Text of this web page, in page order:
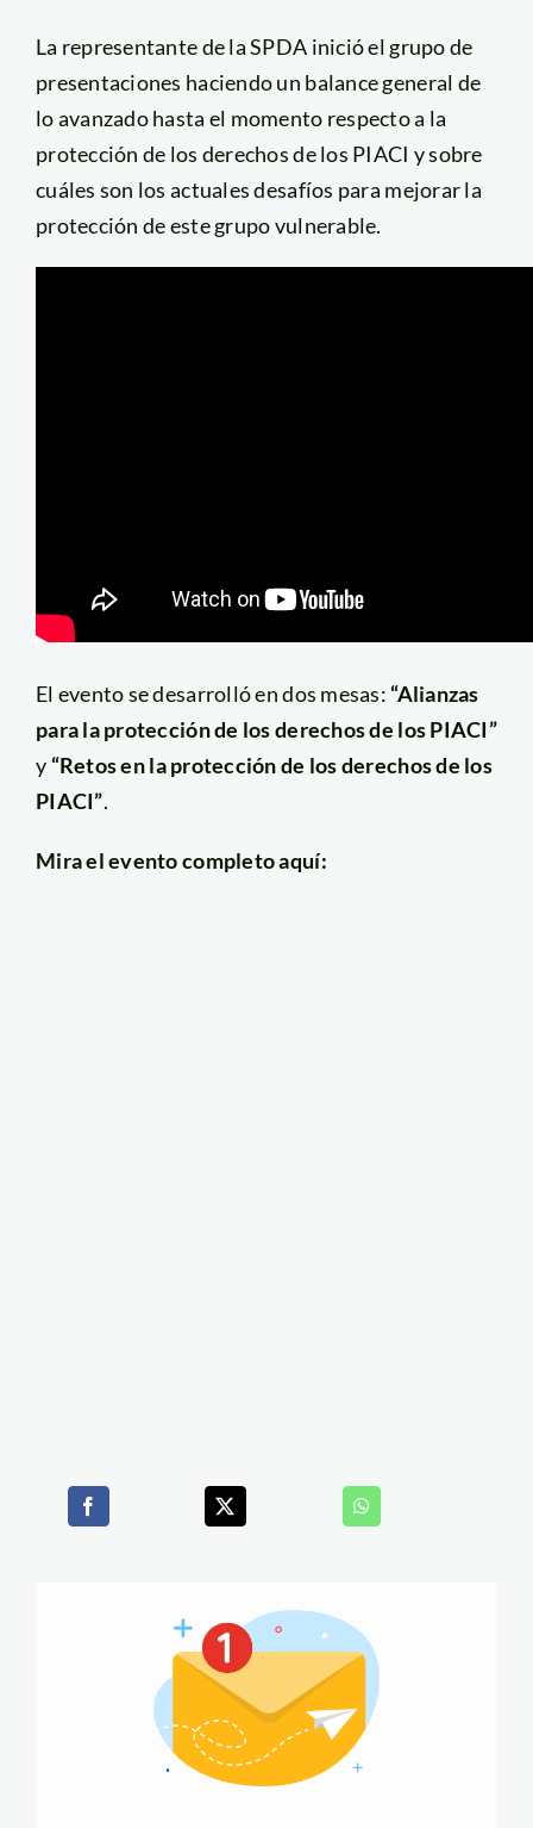
La representante de la SPDA inició el grupo de
presentaciones haciendo un balance general de
lo avanzado hasta el momento respecto a la
protección de los derechos de los PIACI y sobre
cuáles son los actuales desafíos para mejorar la
protección de este grupo vulnerable.
El evento se desarrolló en dos mesas: “Alianzas
para la protección de los derechos de los PIACI”
y “Retos en la protección de los derechos de los
PIACI”.
Mira el evento completo aquí: